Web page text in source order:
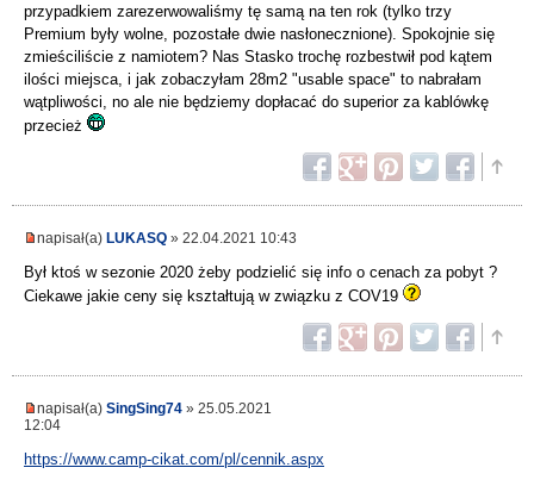
przypadkiem zarezerwowaliśmy tę samą na ten rok (tylko trzy
Premium były wolne, pozostałe dwie nasłonecznione). Spokojnie się
zmieściliście z namiotem? Nas Stasko trochę rozbestwił pod kątem
ilości miejsca, i jak zobaczyłam 28m2 "usable space" to nabrałam
wątpliwości, no ale nie będziemy dopłacać do superior za kablówkę
przecież
napisał(a) LUKASQ » 22.04.2021 10:43
Był ktoś w sezonie 2020 żeby podzielić się info o cenach za pobyt ?
Ciekawe jakie ceny się kształtują w związku z COV19
napisał(a) SingSing74 » 25.05.2021
12:04
https://www.camp-cikat.com/pl/cennik.aspx